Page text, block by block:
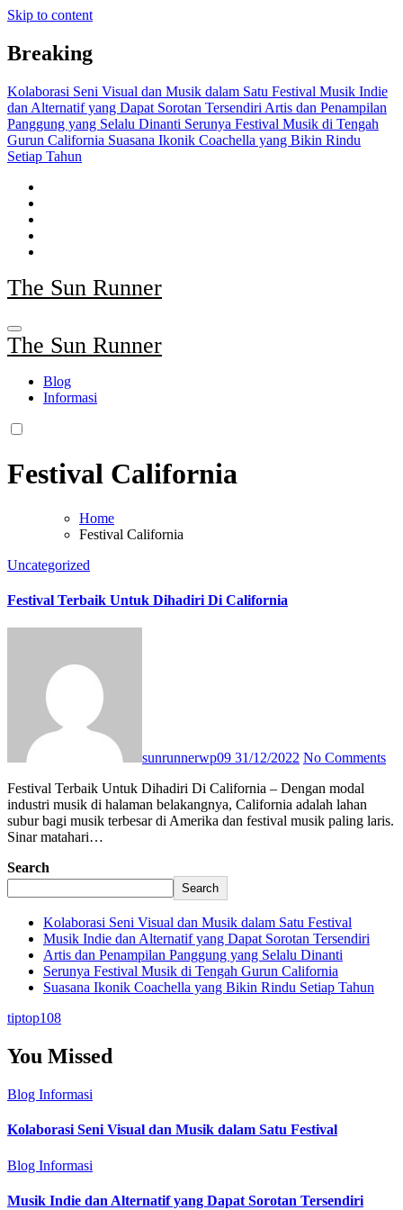
Skip to content
Breaking
Kolaborasi Seni Visual dan Musik dalam Satu Festival Musik Indie
dan Alternatif yang Dapat Sorotan Tersendiri Artis dan Penampilan
Panggung yang Selalu Dinanti Serunya Festival Musik di Tengah
Gurun California Suasana Ikonik Coachella yang Bikin Rindu
Setiap Tahun
The Sun Runner
The Sun Runner
Blog
Informasi
Festival California
Home
Festival California
Uncategorized
Festival Terbaik Untuk Dihadiri Di California
sunrunnerwp09 31/12/2022 No Comments
Festival Terbaik Untuk Dihadiri Di California – Dengan modal
industri musik di halaman belakangnya, California adalah lahan
subur bagi musik terbesar di Amerika dan festival musik paling laris.
Sinar matahari…
Search
Search
Kolaborasi Seni Visual dan Musik dalam Satu Festival
Musik Indie dan Alternatif yang Dapat Sorotan Tersendiri
Artis dan Penampilan Panggung yang Selalu Dinanti
Serunya Festival Musik di Tengah Gurun California
Suasana Ikonik Coachella yang Bikin Rindu Setiap Tahun
tiptop108
You Missed
Blog Informasi
Kolaborasi Seni Visual dan Musik dalam Satu Festival
Blog Informasi
Musik Indie dan Alternatif yang Dapat Sorotan Tersendiri